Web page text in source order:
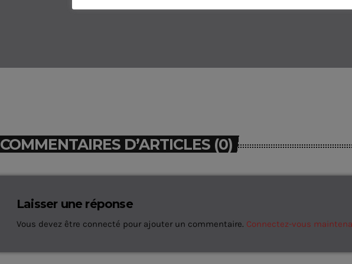
COMMENTAIRES D’ARTICLES (0)
Laisser une réponse
Vous devez être connecté pour ajouter un commentaire. Connectez-vous